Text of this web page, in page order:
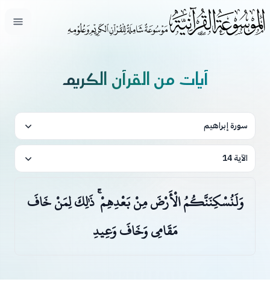
فتح
آيات من القرآن الكريم
سورة إبراهيم
الآية 14
وَلَنُسْكِنَنَّكُمُ الْأَرْضَ مِنْ بَعْدِهِمْ ۚ ذَٰلِكَ لِمَنْ خَافَ
مَقَامِي وَخَافَ وَعِيدِ